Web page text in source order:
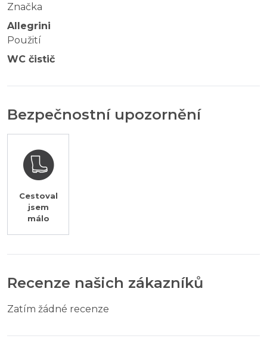
Značka
Allegrini
Použití
WC čistič
Bezpečnostní upozornění
Cestoval
jsem
málo
Recenze našich zákazníků
Zatím žádné recenze